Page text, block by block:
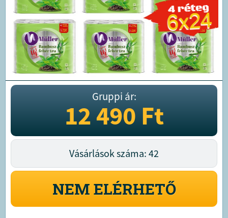
Gruppi ár:
12 490Ft
Vásárlások száma: 42
NEM ELÉRHETŐ